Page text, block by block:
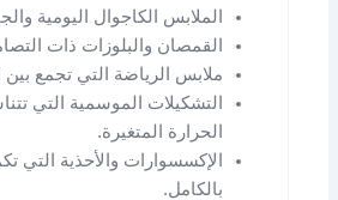
الملابس الكاجوال اليومية
القمصان والبلوزات ذات
ملابس الرياضة التي تجمع بين
التشكيلات الموسمية التي
الحرارة المتغيرة.
الإكسسوارات والأحذية التي
بالكامل.